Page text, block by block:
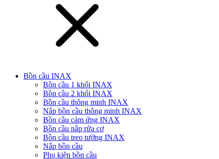
Bồn cầu INAX
Bồn cầu 1 khối INAX
Bồn cầu 2 khối INAX
Bồn cầu thông minh INAX
Nắp bồn cầu thông minh INAX
Bồn cầu cảm ứng INAX
Bồn cầu nắp rửa cơ
Bồn cầu treo tường INAX
Nắp bồn cầu
Phụ kiện bồn cầu